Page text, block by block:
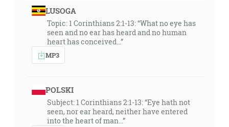
LUSOGA
Topic: 1 Corinthians 2:1-13: “What no eye has
seen and no ear has heard and no human
heart has conceived...”
MP3
POLSKI
Subject: 1 Corinthians 2:1-13: “Eye hath not
seen, nor ear heard, neither have entered
into the heart of man...”